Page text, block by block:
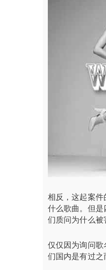
相反，这起案
什么歌曲。但
们质问为什么被
仅仅因为询问
们国内是有过之